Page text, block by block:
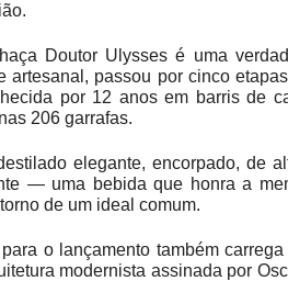
Doutor Ulysses é uma
artesanal, passou por cinco
por 12 anos em barris de
206 garrafas.
elegante, encorpado, de
— uma bebida que honra a
de um ideal comum.
o lançamento também
modernista assinada por